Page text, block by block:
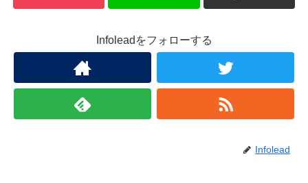
Infoleadをフォローする
Infolead